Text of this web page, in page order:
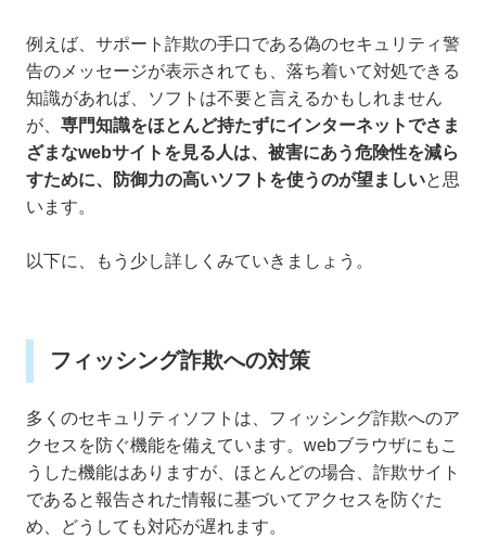
例えば、サポート詐欺の手口である偽のセキュリティ警
告のメッセージが表示されても、落ち着いて対処できる
知識があれば、ソフトは不要と言えるかもしれません
が、 専門知識をほとんど持たずにインターネットでさま
ざまなwebサイトを見る人は、被害にあう危険性を減ら
すために、防御力の高いソフトを使うのが望ましいと思
います。
以下に、もう少し詳しくみていきましょう。
フィッシング詐欺への対策
多くのセキュリティソフトは、フィッシング詐欺へのア
クセスを防ぐ機能を備えています。webブラウザにもこ
うした機能はありますが、ほとんどの場合、詐欺サイト
であると報告された情報に基づいてアクセスを防ぐた
め、どうしても対応が遅れます。